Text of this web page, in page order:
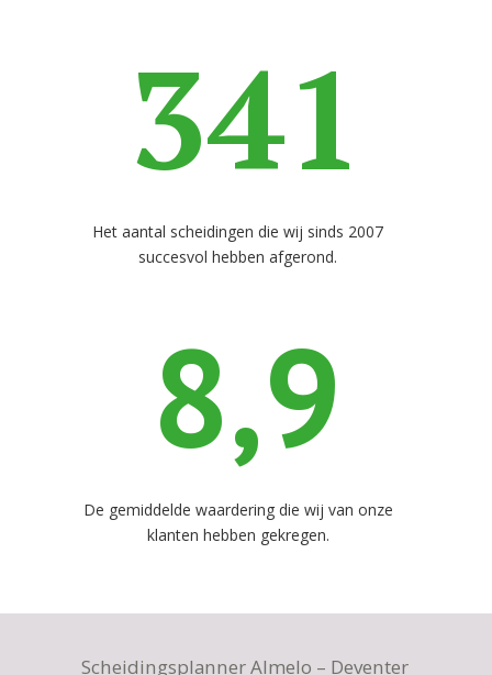
341
Het aantal scheidingen die wij sinds 2007
succesvol hebben afgerond.
8,9
De gemiddelde waardering die wij van onze
klanten hebben gekregen.
Scheidingsplanner Almelo – Deventer